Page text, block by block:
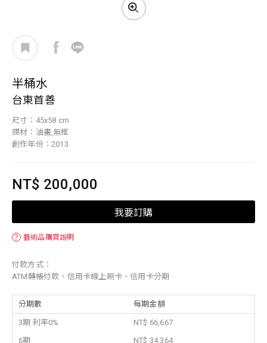
半桶水
台東首善
尺寸：45x58 cm
媒材：油畫,無框
創作年份：2013
NT$ 200,000
我要訂購
？ 藝術品購買說明
付款方式：
ATM轉帳付款、信用卡線上刷卡、信用卡分期
分期數 每期金額
3期 利率0%
NT$ 66,667
6期
NT$ 34,364